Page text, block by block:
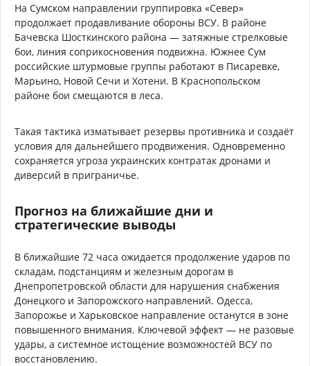
На Сумском направлении группировка «Север»
продолжает продавливание обороны ВСУ. В районе
Бачевска Шосткинского района — затяжные стрелковые
бои, линия соприкосновения подвижна. Южнее Сум
российские штурмовые группы работают в Писаревке,
Марьино, Новой Сечи и Хотени. В Краснопольском
районе бои смещаются в леса.
Такая тактика изматывает резервы противника и создаёт
условия для дальнейшего продвижения. Одновременно
сохраняется угроза украинских контратак дронами и
диверсий в приграничье.
Прогноз на ближайшие дни и
стратегические выводы
В ближайшие 72 часа ожидается продолжение ударов по
складам, подстанциям и железным дорогам в
Днепропетровской области для нарушения снабжения
Донецкого и Запорожского направлений. Одесса,
Запорожье и Харьковское направление останутся в зоне
повышенного внимания. Ключевой эффект — не разовые
удары, а системное истощение возможностей ВСУ по
восстановлению.